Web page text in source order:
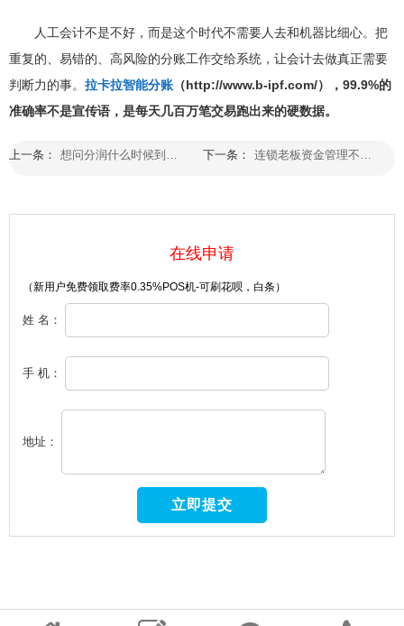
人工会计不是不好，而是这个时代不需要人去和机器比细心。把
重复的、易错的、高风险的分账工作交给系统，让会计去做真正需要
判断力的事。 拉卡拉智能分账 （http://www.b-ipf.com/），99.9%的
准确率不是宣传语，是每天几百万笔交易跑出来的硬数据。
上一条： 想问分润什么时候到账——拉卡拉钱账通规则设定秒到不延误 下一条： 连锁老板资金管理不再是难题——因为有了空中分账
在线申请
（新用户免费领取费率0.35%POS机-可刷花呗，白条）
姓 名：
手 机：
地址：